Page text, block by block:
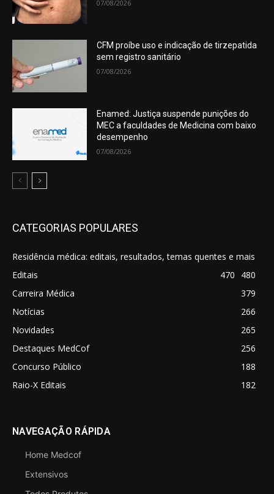
07/08/2026
CFM proíbe uso e indicação de tirzepatida
sem registro sanitário
07/08/2026
Enamed: Justiça suspende punições do
MEC a faculdades de Medicina com baixo
desempenho
07/08/2026
CATEGORIAS POPULARES
Residência médica: editais, resultados, temas quentes e mais
480
Editais
470
Carreira Médica
379
Notícias
266
Novidades
265
Destaques MedCof
256
Concurso Público
188
Raio-X Editais
182
NAVEGAÇÃO RÁPIDA
Home Medcof
Extensivos